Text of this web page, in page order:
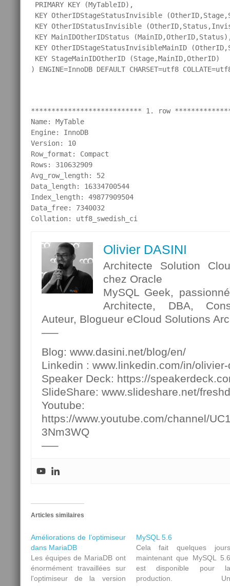
PRIMARY KEY (MyTableID),
KEY OtherIDStageStatusInvisible
KEY OtherIDStatusInvisible
KEY MainIDOtherIDStatus
KEY OtherIDStageStatusInvisibleMainID
KEY StageMainIDOtherID (Stage,MainID,OtherID)
) ENGINE=InnoDB DEFAULT CHARSET=utf8
*************************** 1. row
Name: MyTable
Engine: InnoDB
Version: 10
Row_format: Compact
Rows: 310632909
Avg_row_length: 52
Data_length: 16334700544
Index_length: 49877909504
Data_free: 7340032
Collation: utf8_swedish_ci
Olivier DASINI
Architecte Solution
chez Oracle
MySQL Geek,
Architecte, DBA,
Auteur, Blogueur eCloud Solutions
—–
Blog: www.dasini.net/blog/en/
Linkedin : www.linkedin.com/in/
Speaker Deck: https://
SlideShare: www.slideshare.net/
Youtube:
https://www.youtube.com/channel/
3Nm3WQ
—–
Articles similaires
Améliorations de l’optimiseur
dans MariaDB
Les équipes de MariaDB ont
énormément travaillées sur
l'optimiseur de la version
MySQL 5.6
Cela fait quelques
maintenant que MySQL
est disponible pour
production.